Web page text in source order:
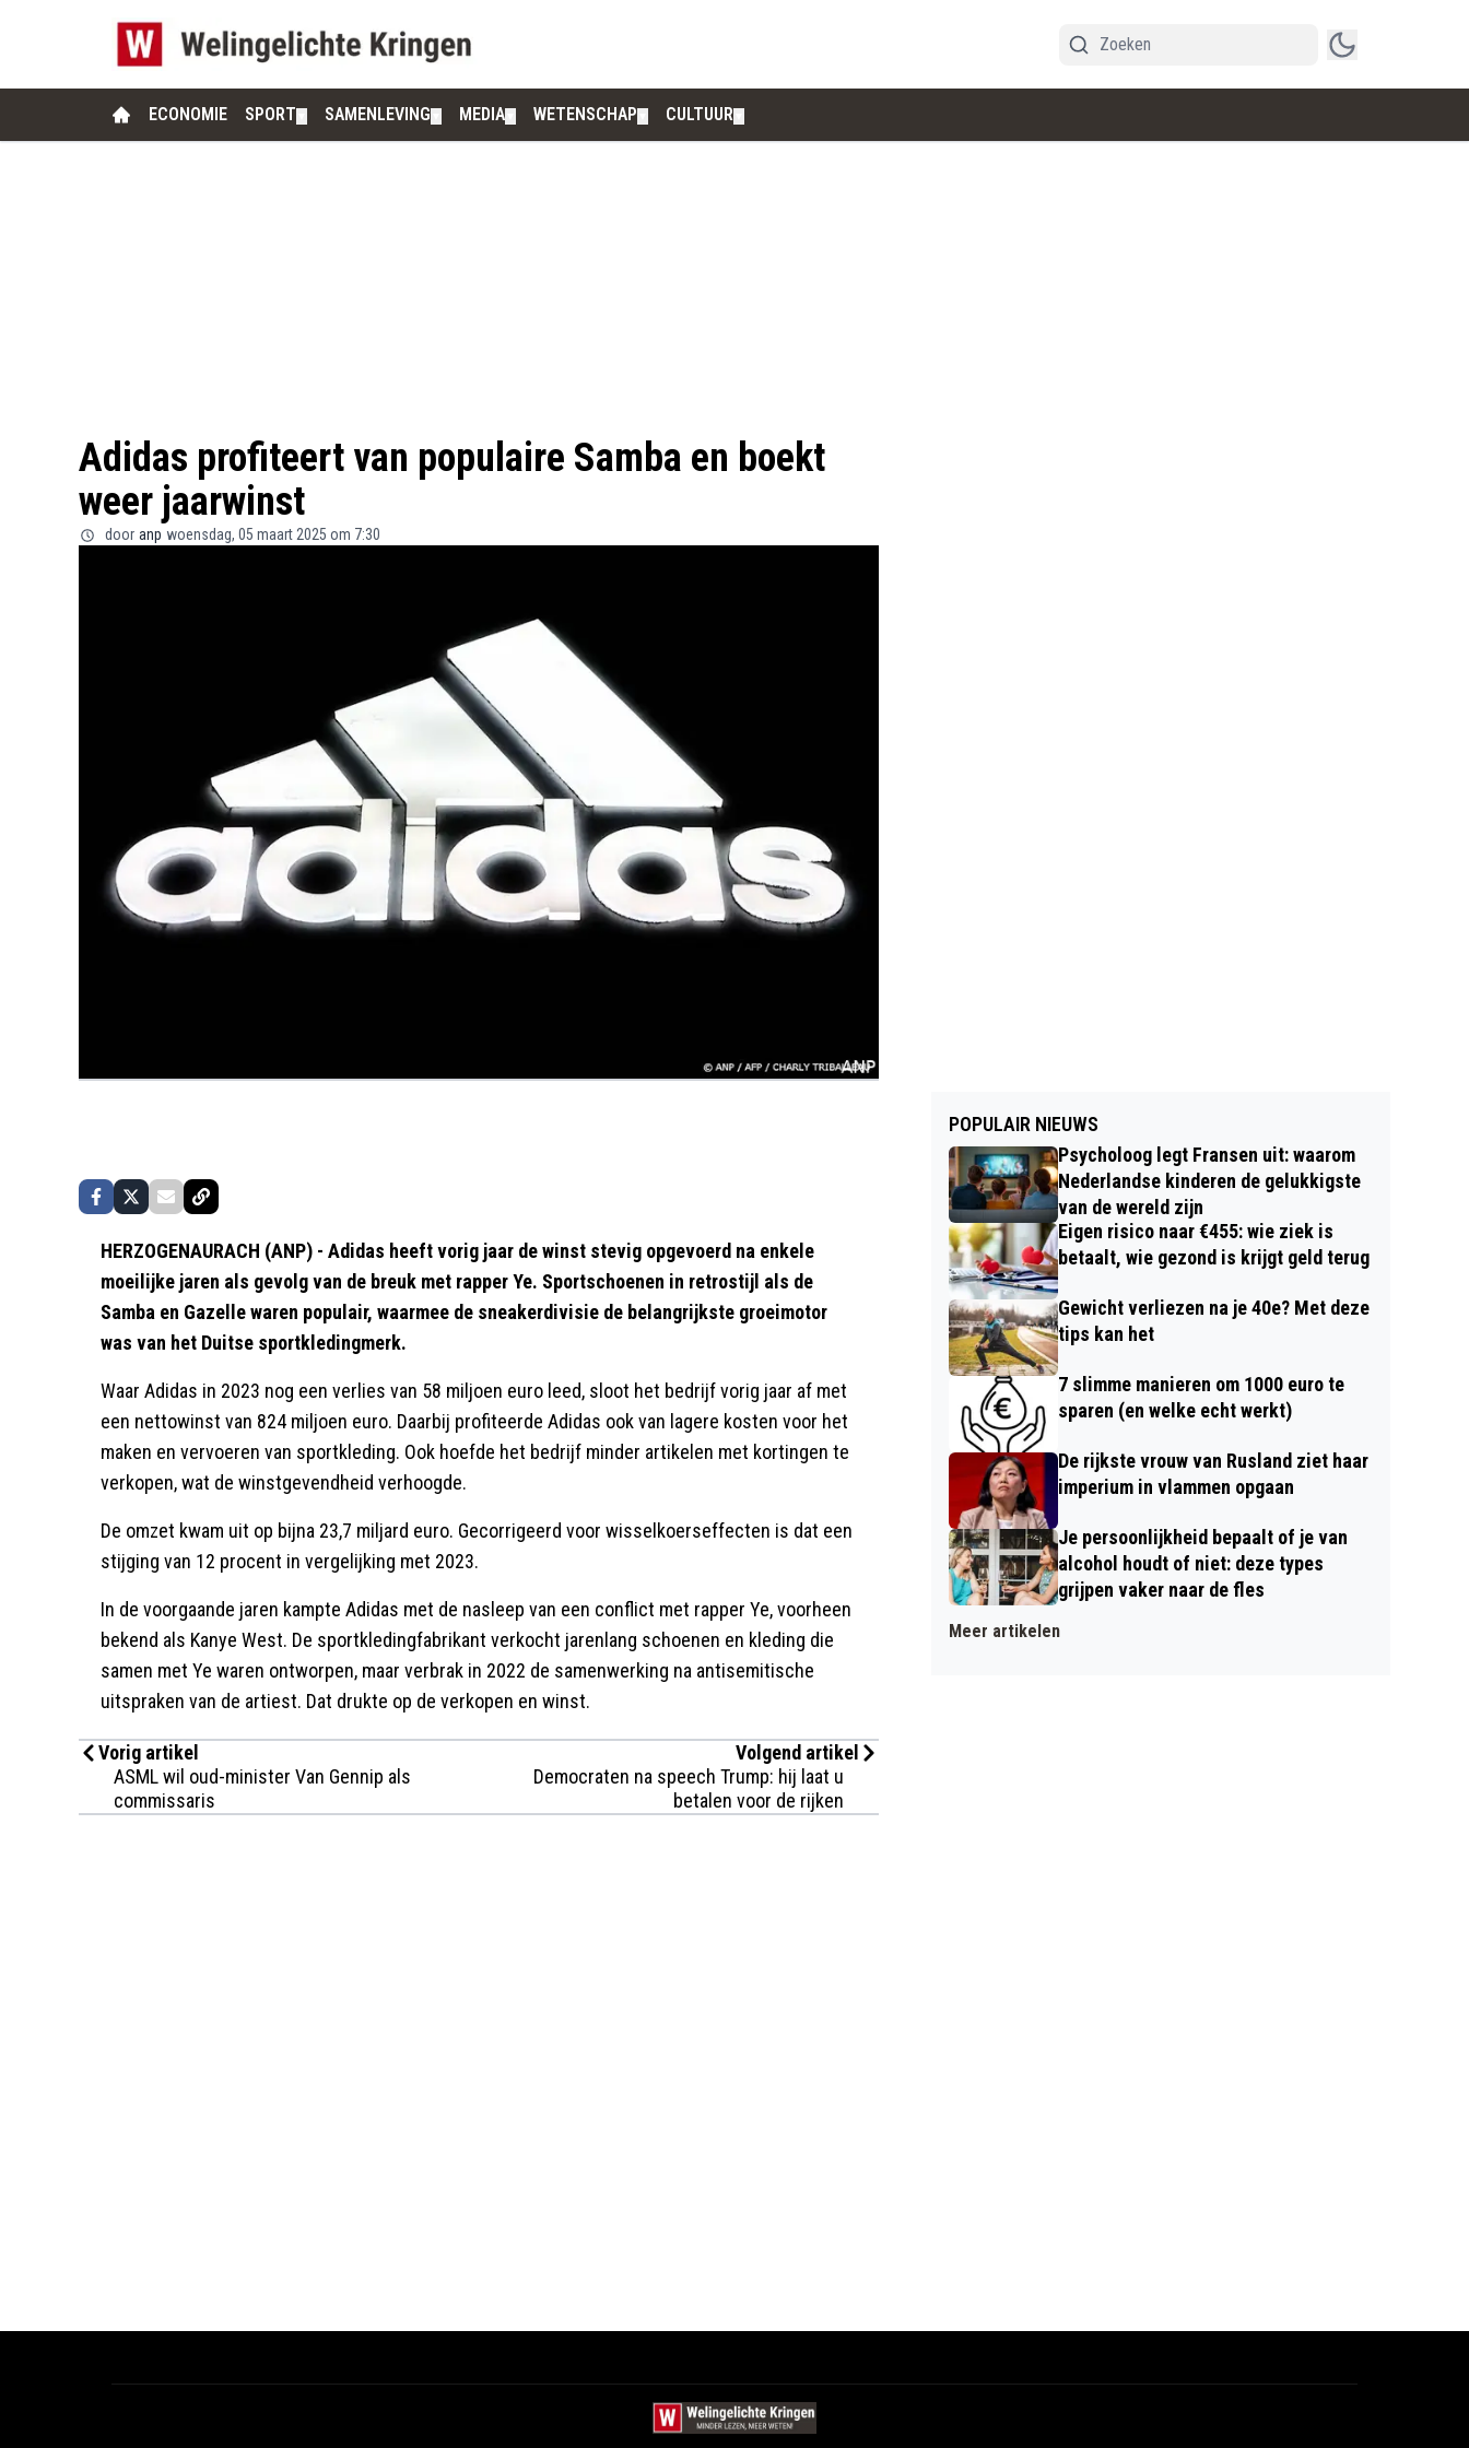
ECONOMIE SPORT SAMENLEVING MEDIA WETENSCHAP CULTUUR
Adidas profiteert van populaire Samba en boekt
weer jaarwinst
door anp woensdag, 05 maart 2025 om 7:30
HERZOGENAURACH (ANP) - Adidas heeft vorig jaar de winst stevig opgevoerd na enkele
moeilijke jaren als gevolg van de breuk met rapper Ye. Sportschoenen in retrostijl als de
Samba en Gazelle waren populair, waarmee de sneakerdivisie de belangrijkste groeimotor
was van het Duitse sportkledingmerk.
Waar Adidas in 2023 nog een verlies van 58 miljoen euro leed, sloot het bedrijf vorig jaar af met
een nettowinst van 824 miljoen euro. Daarbij profiteerde Adidas ook van lagere kosten voor het
maken en vervoeren van sportkleding. Ook hoefde het bedrijf minder artikelen met kortingen te
verkopen, wat de winstgevendheid verhoogde.
De omzet kwam uit op bijna 23,7 miljard euro. Gecorrigeerd voor wisselkoerseffecten is dat een
stijging van 12 procent in vergelijking met 2023.
In de voorgaande jaren kampte Adidas met de nasleep van een conflict met rapper Ye, voorheen
bekend als Kanye West. De sportkledingfabrikant verkocht jarenlang schoenen en kleding die
samen met Ye waren ontworpen, maar verbrak in 2022 de samenwerking na antisemitische
uitspraken van de artiest. Dat drukte op de verkopen en winst.
Vorig artikel
ASML wil oud-minister Van Gennip als
commissaris
Volgend artikel
Democraten na speech Trump: hij laat u
betalen voor de rijken
POPULAIR NIEUWS
Psycholoog legt Fransen uit: waarom
Nederlandse kinderen de gelukkigste
van de wereld zijn
Eigen risico naar €455: wie ziek is
betaalt, wie gezond is krijgt geld terug
Gewicht verliezen na je 40e? Met deze
tips kan het
7 slimme manieren om 1000 euro te
sparen (en welke echt werkt)
De rijkste vrouw van Rusland ziet haar
imperium in vlammen opgaan
Je persoonlijkheid bepaalt of je van
alcohol houdt of niet: deze types
grijpen vaker naar de fles
Meer artikelen